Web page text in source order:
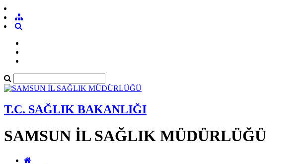
T.C. SAĞLIK BAKANLIĞI
SAMSUN İL SAĞLIK MÜDÜRLÜĞÜ